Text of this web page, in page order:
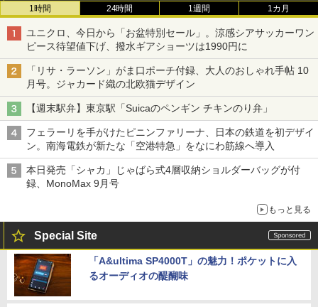
1時間 24時間 1週間 1カ月
ユニクロ、今日から「お盆特別セール」。涼感シアサッカーワン
ピース待望値下げ、撥水ギアショーツは1990円に
「リサ・ラーソン」がま口ポーチ付録、大人のおしゃれ手帖 10
月号。ジャカード織の北欧猫デザイン
【週末駅弁】東京駅「Suicaのペンギン チキンのり弁」
フェラーリを手がけたピニンファリーナ、日本の鉄道を初デザイ
ン。南海電鉄が新たな「空港特急」をなにわ筋線へ導入
本日発売「シャカ」じゃばら式4層収納ショルダーバッグが付
録、MonoMax 9月号
もっと見る
Special Site
「A&ultima SP4000T」の魅力！ポケットに入
るオーディオの醍醐味